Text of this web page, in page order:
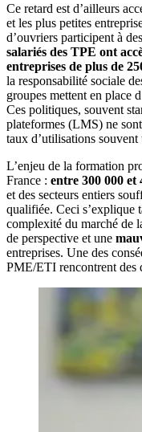
Ce retard est d’ailleurs
et les plus petites
d’ouvriers participent à
salariés des TPE ont
entreprises de plus de
la responsabilité sociale
groupes mettent en place
Ces politiques, souvent
plateformes (LMS) ne
taux d’utilisations souvent
L’enjeu de la formation
France : entre 300 000 et
et des secteurs entiers
qualifiée. Ceci s’explique
complexité du marché de
de perspective et une
entreprises. Une des
PME/ETI rencontrent des